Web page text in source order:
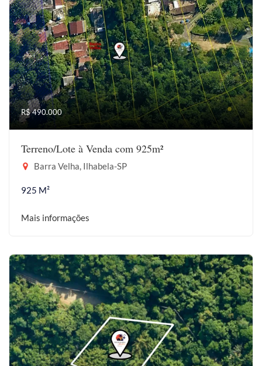
R$ 490.000
Terreno/Lote à Venda com 925m²
Barra Velha, Ilhabela-SP
925 M²
Mais informações